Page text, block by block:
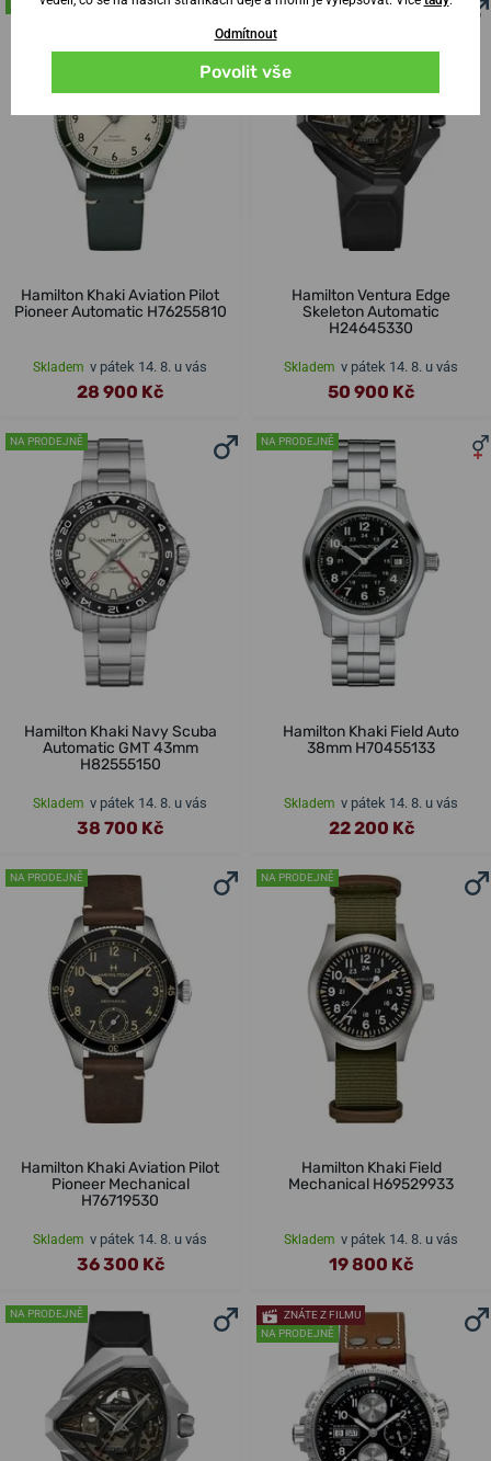
NA PRODEJNĚ
Hamilton Khaki Aviation Pilot
Pioneer Automatic H76255810
Skladem v pátek 14. 8. u vás
28 900 Kč
NA PRODEJNĚ
Hamilton Ventura Edge
Skeleton Automatic
H24645330
Skladem v pátek 14. 8. u vás
50 900 Kč
NA PRODEJNĚ
Hamilton Khaki Navy Scuba
Automatic GMT 43mm
H82555150
Skladem v pátek 14. 8. u vás
38 700 Kč
NA PRODEJNĚ
Hamilton Khaki Field Auto
38mm H70455133
Skladem v pátek 14. 8. u vás
22 200 Kč
NA PRODEJNĚ
Hamilton Khaki Aviation Pilot
Pioneer Mechanical
H76719530
Skladem v pátek 14. 8. u vás
36 300 Kč
NA PRODEJNĚ
Hamilton Khaki Field
Mechanical H69529933
Skladem v pátek 14. 8. u vás
19 800 Kč
NA PRODEJNĚ
ZNÁTE Z FILMU
NA PRODEJNĚ
Odmítnout
Povolit vše